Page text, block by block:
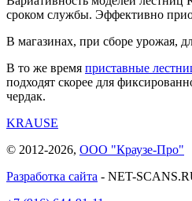
сроком службы. Эффективно
В магазинах, при сборе урожая,
В то же время приставные
подходят скорее для
чердак.
KRAUSE
© 2012-2026, ООО "Краузе-Про"
Разработка сайта - NET-